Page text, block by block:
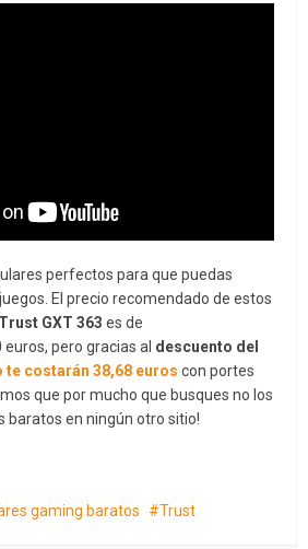
perfectos para que puedas
El precio recomendado de estos
GXT 363 es de
pero gracias al descuento del
te costarán 38,68 euros con portes
que por mucho que busques no los
baratos en ningún otro sitio!
gaming baratos Trust